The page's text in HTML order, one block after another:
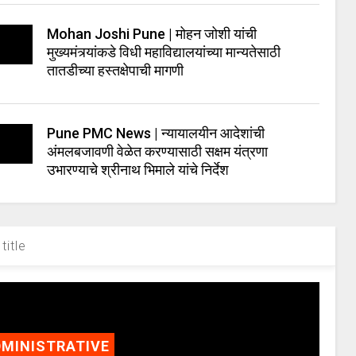
Mohan Joshi Pune | मोहन जोशी यांची
मुख्यमंत्र्यांकडे विधी महाविद्यालयांच्या मान्यतेसाठी
तातडीच्या हस्तक्षेपाची मागणी
Pune PMC News | न्यायालयीन आदेशांची
अंमलबजावणी वेळेत करण्यासाठी सक्षम यंत्रणा
उभारण्याचे श्रीनाथ भिमाले यांचे निर्देश